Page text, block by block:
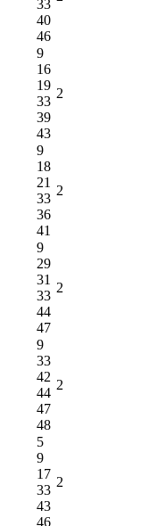
33
40
46
9
16
19
33
39
43
2
9
18
21
33
36
41
2
9
29
31
33
44
47
2
9
33
42
44
47
48
2
5
9
17
33
43
46
2